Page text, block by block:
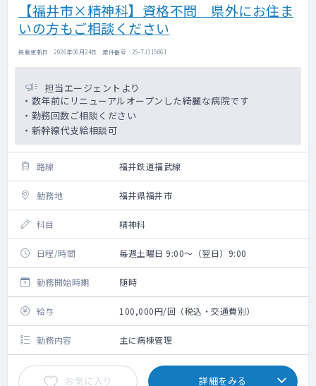
【福井市×精神科】資格不問 県外にお住ま
いの方もご相談ください
掲載更新日 : 2026年06月24日 案件番号 : 25-TJ315061
担当エージェントより
・数年前にリニューアルオープンした綺麗な病院です
・勤務回数ご相談ください
・新幹線代支給相談可
路線 福井鉄道福武線
勤務地 福井県福井市
科目 精神科
日程/時間 毎週土曜日 9:00～（翌日）9:00
勤務開始時期 随時
給与 100,000円/回（税込・交通費別）
勤務内容 主に病棟管理
お気に入り 詳細をみる